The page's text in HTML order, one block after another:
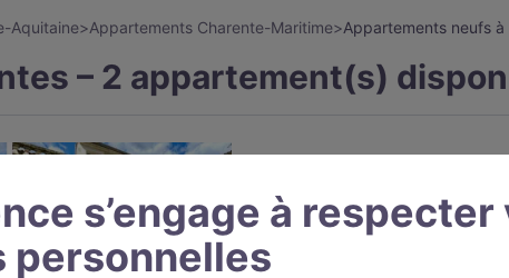
s’engage à respecter
personnelles
Aquitaine>Appartements Charente-Maritime>Appartements neufs
– 2 appartement(s)